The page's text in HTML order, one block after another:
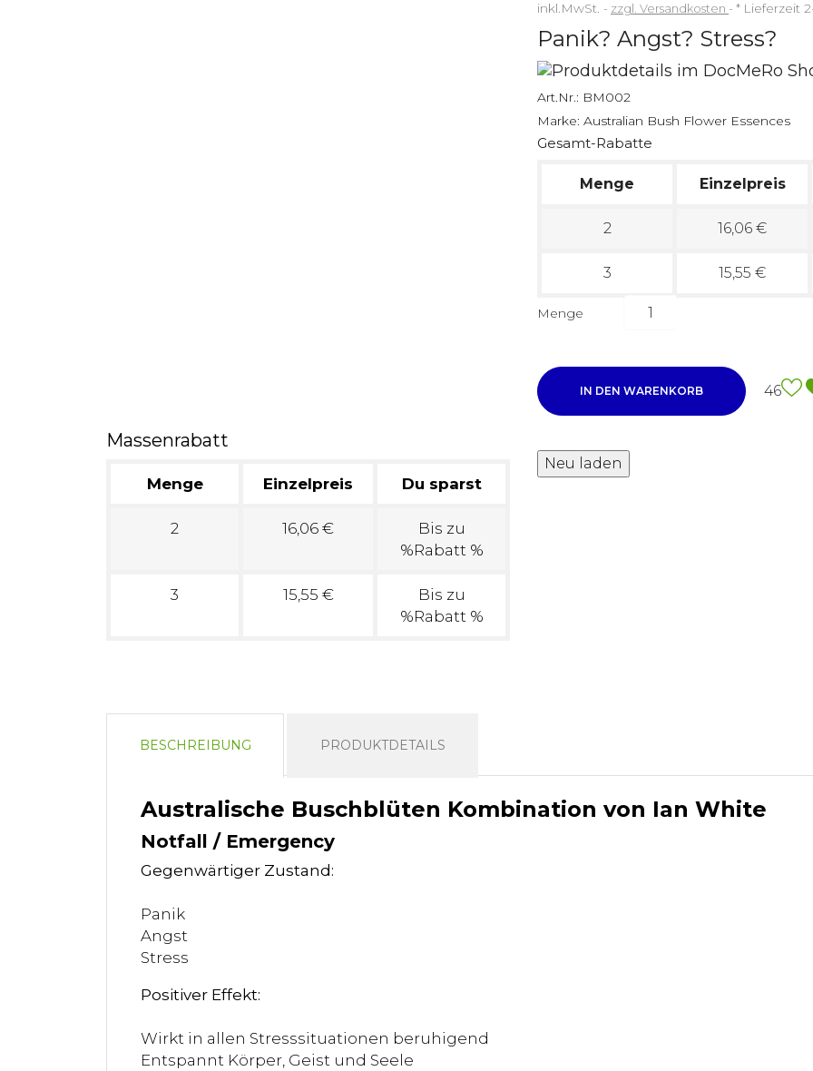
Massenrabatt
Menge Einzelpreis Du sparst
2 16,06 €
Bis zu
%Rabatt %
3 15,55 €
Bis zu
%Rabatt %
inkl.MwSt.
zzgl. Versandkosten * Lieferzeit
Panik? Angst? Stress?
Art.Nr.: BM002
Marke: Australian Bush Flower Essences
Gesamt-Rabatte
Menge Einzelpreis
2 16,06 €
3 15,55 €
Menge
IN DEN WARENKORB 46
BESCHREIBUNG PRODUKTDETAILS
Australische Buschblüten Kombination von Ian White
Notfall / Emergency
Gegenwärtiger Zustand:
Panik
Angst
Stress
Positiver Effekt:
Wirkt in allen Stresssituationen beruhigend
Entspannt Körper, Geist und Seele